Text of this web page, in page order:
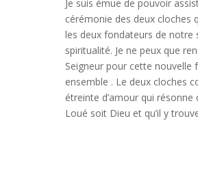
Je suis émue de pouvoir
cérémonie des deux cloches
les deux fondateurs de notre
spiritualité. Je ne peux que
Seigneur pour cette nouvelle
ensemble . Le deux cloches
étreinte d’amour qui résonne
Loué soit Dieu et qu’il y